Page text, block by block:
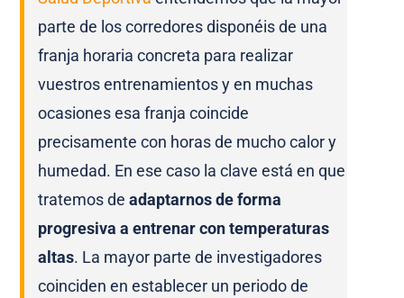
parte de los corredores disponéis de una
franja horaria concreta para realizar
vuestros entrenamientos y en muchas
ocasiones esa franja coincide
precisamente con horas de mucho calor y
humedad. En ese caso la clave está en que
tratemos deadaptarnos de forma
progresiva a entrenar con temperaturas
altas. La mayor parte de investigadores
coinciden en establecer un periodo de